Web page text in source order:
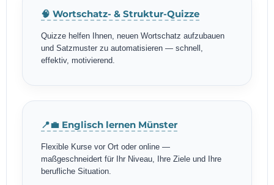
🧠 Wortschatz- & Struktur-Quizze
Quizze helfen Ihnen, neuen Wortschatz aufzubauen
und Satzmuster zu automatisieren — schnell,
effektiv, motivierend.
📍💼 Englisch lernen Münster
Flexible Kurse vor Ort oder online —
maßgeschneidert für Ihr Niveau, Ihre Ziele und Ihre
berufliche Situation.